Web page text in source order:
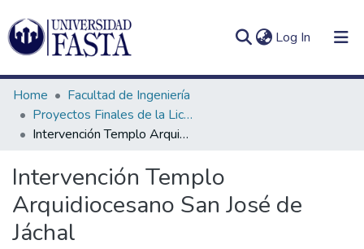
Log In (current)
Communities
&
Collections
All of DSpace
In(current)
Home
Facultad de Ingeniería
Proyectos Finales de la Licenciatura en Seguridad e Higiene en el Trabajo
Intervención Templo Arquidiocesano San José de Jáchal
Intervención Templo
Arquidiocesano San José de
Jáchal